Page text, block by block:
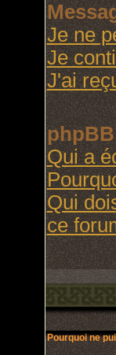
Je ne
Je
J'ai
Qui a
Qui
ce
Pourquoi ne